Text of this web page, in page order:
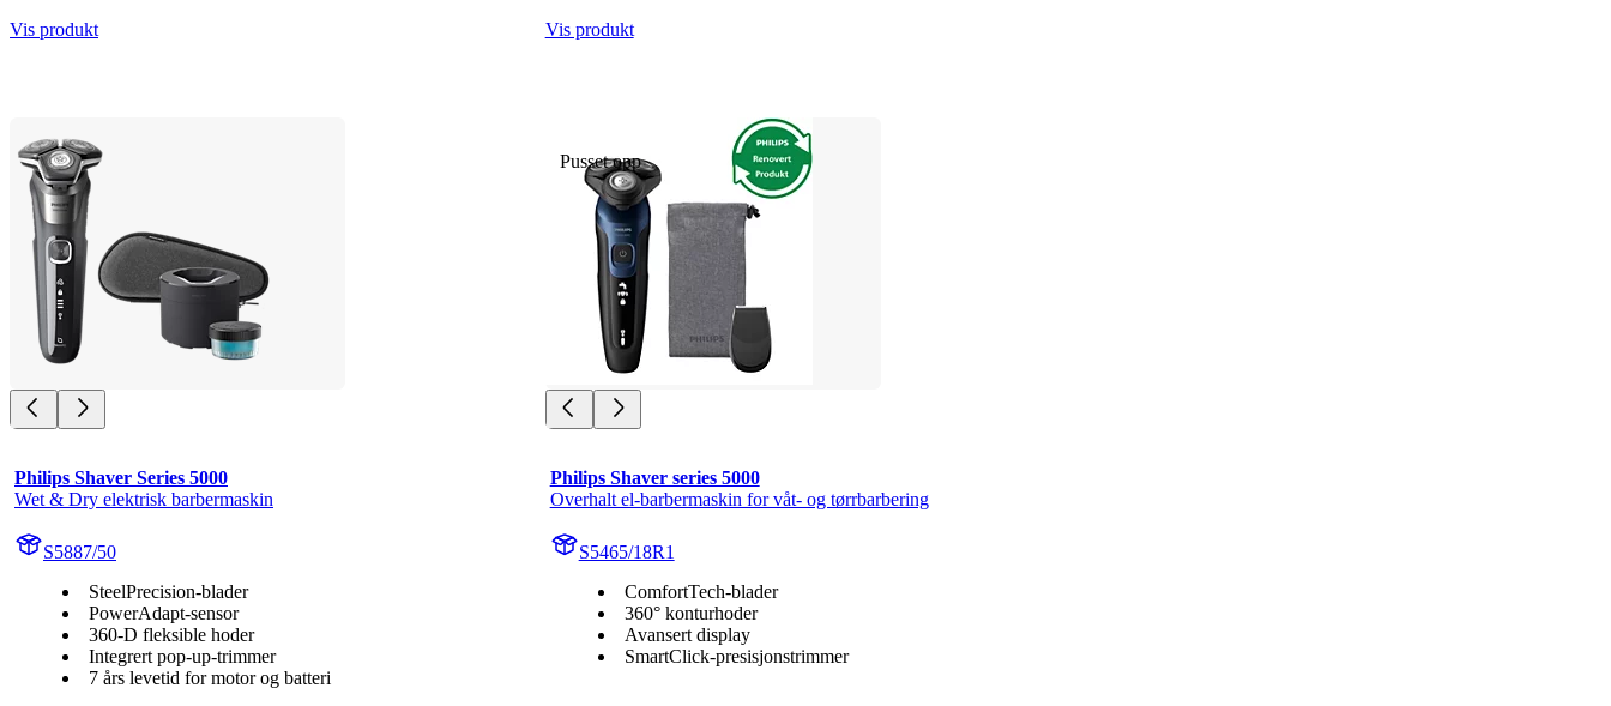
Vis produkt
Vis produkt
Philips Shaver Series 5000
Wet & Dry elektrisk barbermaskin
S5887/50
SteelPrecision-blader
PowerAdapt-sensor
360-D fleksible hoder
Integrert pop-up-trimmer
7 års levetid for motor og batteri
Pusset opp
Philips Shaver series 5000
Overhalt el-barbermaskin for våt- og tørrbarbering
S5465/18R1
ComfortTech-blader
360° konturhoder
Avansert display
SmartClick-presisjonstrimmer